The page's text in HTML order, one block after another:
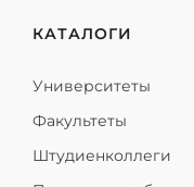
КАТАЛОГИ
Университеты
Факультеты
Штудиенколлеги